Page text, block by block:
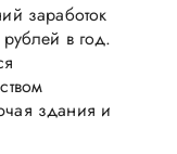
заработок
в год.
здания и